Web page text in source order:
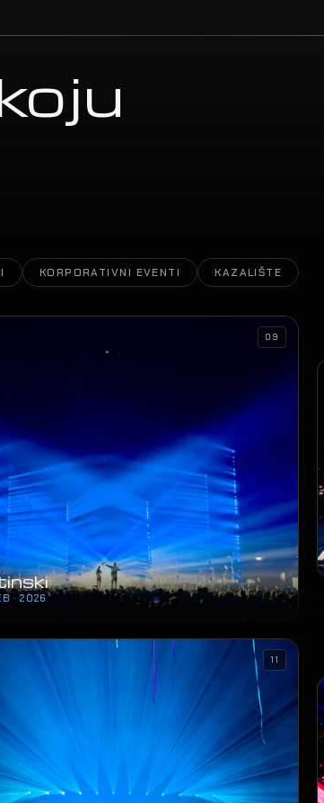
KORPORATIVNI EVENTI KAZALIŠTE
· 2026
09
11